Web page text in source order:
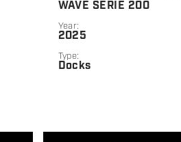
WAVE SERIE 200
Year:
2025
Type:
Docks